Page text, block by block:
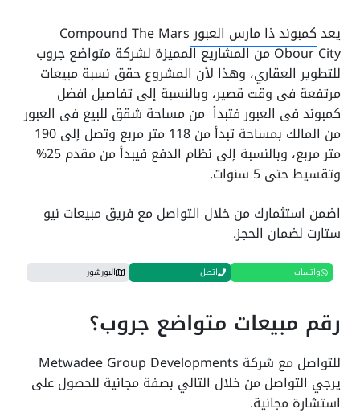
يعدكمبوند ذا مارس العبورCompound The Mars
Obour City من المشاريع المميزة لشركة متواضع جروب
للتطوير العقاري، وهذا لأن المشروع حقق نسبة مبيعات
مرتفعة فى وقت قصير، وبالنسبة إلى تفاصيل افضل
كمبوند فى العبور فتبدأ من مساحة شقق للبيع فى العبور
من المالك بمساحة تبدأ من 118 متر مربع وتصل إلى 190
متر مربع، وبالنسبة إلى نظام الدفع فيبدأ من مقدم 25%
وتقسيط حتى 5 سنوات.
اضمن استثمارك من خلال التواصل مع فريق مبيعات نيو
ستارت لضمان الحجز.
واتساب اتصل البورشور
رقم مبيعات متواضع جروب؟
للتواصل مع شركة Metwadee Group Developments
يرجي التواصل من خلال التالي بصفة مجانية للحصول على
استشارة مجانية.